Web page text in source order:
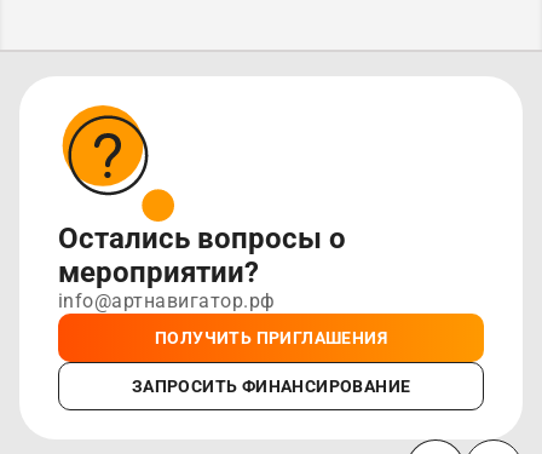
Остались вопросы о
мероприятии?
info@артнавигатор.рф
ПОЛУЧИТЬ ПРИГЛАШЕНИЯ
ЗАПРОСИТЬ ФИНАНСИРОВАНИЕ